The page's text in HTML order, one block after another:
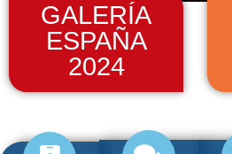
GALERÍA
ESPAÑA
2024